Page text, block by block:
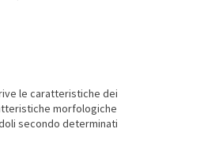
le caratteristiche dei
morfologiche
secondo determinati